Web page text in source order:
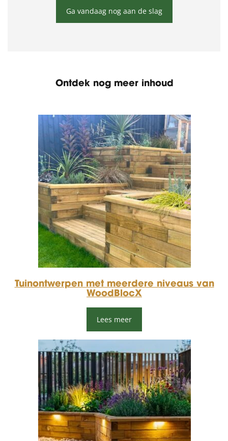
Ga vandaag nog aan de slag
Ontdek nog meer inhoud
Tuinontwerpen met meerdere niveaus van
WoodBlocX
Lees meer